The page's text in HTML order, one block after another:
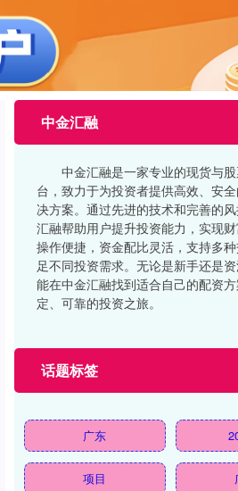
中金汇融
中金汇融是一家专业的现货与
台，致力于为投资者提供高效、安
决方案。通过先进的技术和完善的
汇融帮助用户提升投资能力，实现
操作便捷，资金配比灵活，支持多
足不同投资需求。无论是新手还是
能在中金汇融找到适合自己的配资
定、可靠的投资之旅。
话题标签
广东
项目